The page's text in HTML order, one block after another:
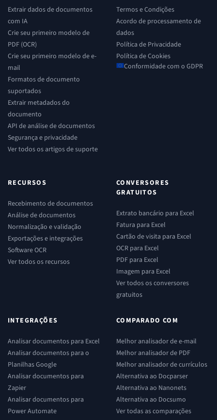
Extrair dados de documentos
com IA
Crie seu primeiro modelo de
PDF (OCR)
Crie seu primeiro modelo de e-
mail
Formatos de documento
suportados
Extrair metadados do
documento
API de análise de documentos
Segurança e privacidade
Ver todos os artigos de suporte
Termos e Condições
Acordo de processamento de
dados
Política de Privacidade
Política de Cookies
Conformidade com o GDPR
RECURSOS
Recebimento de documentos
Análise de documentos
Normalização e validação
Exportações e integrações
Software OCR
Ver todos os recursos
CONVERSORES
GRATUITOS
Extrato bancário para Excel
Fatura para Excel
Cartão de visita para Excel
OCR para Excel
PDF para Excel
Imagem para Excel
Ver todos os conversores
gratuitos
INTEGRAÇÕES
Analisar documentos para Excel
Analisar documentos para o
Planilhas Google
Analisar documentos para
Zapier
Analisar documentos para
Power Automate
COMPARADO COM
Melhor analisador de e-mail
Melhor analisador de PDF
Melhor analisador de currículos
Alternativa ao Docparser
Alternativa ao Nanonets
Alternativa ao Docsumo
Ver todas as comparações